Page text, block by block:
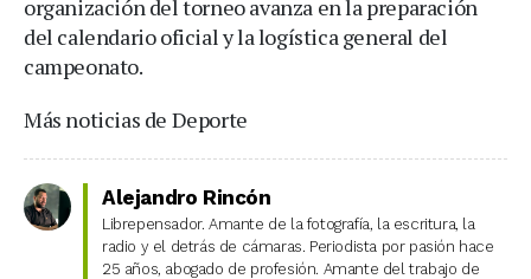
organización del torneo avanza en la preparación
del calendario oficial y la logística general del
campeonato.
Más noticias de Deporte
Alejandro Rincón
Librepensador. Amante de la fotografía, la escritura, la
radio y el detrás de cámaras. Periodista por pasión hace
25 años, abogado de profesión. Amante del trabajo de